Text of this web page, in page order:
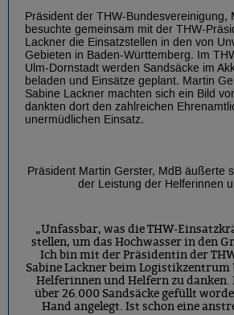
Präsident der THW-Bundesvereinigung,
besuchte gemeinsam mit der THW-
Lackner die Einsatzstellen in den von
Gebieten in Baden-Württemberg. Im
Ulm-Dornstadt werden Sandsäcke im
beladen und Einsätze geplant. Martin
Sabine Lackner machten sich ein Bild
dankten dort den zahlreichen
unermüdlichen Einsatz.
Präsident Martin Gerster, MdB äußerte
der Leistung der Helferinnen
„Unfassbar, was die THW-
stellen, um das Hochwasser in den
Ich bin mit der Präsidentin der
Sabine Lackner beim Logistikzentrum
Helferinnen und Helfern zu
über 26.000 Sandsäcke gefüllt
Hand angelegt. Ist schon eine